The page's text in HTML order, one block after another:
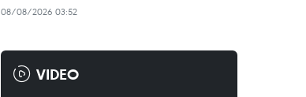
08/08/2026 03:52
VIDEO